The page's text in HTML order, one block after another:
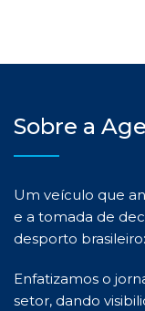
Sobre a
Um veículo que
e a tomada de
desporto
Enfatizamos o
setor, dando